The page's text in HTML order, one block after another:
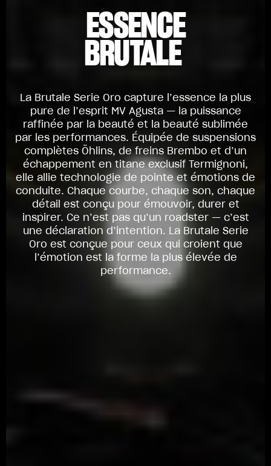
ESSENCE
BRUTALE
La Brutale Serie Oro capture l’essence la plus
pure de l’esprit MV Agusta — la puissance
raffinée par la beauté et la beauté sublimée
par les performances. Équipée de suspensions
complètes Öhlins, de freins Brembo et d’un
échappement en titane exclusif Termignoni,
elle allie technologie de pointe et émotions de
conduite. Chaque courbe, chaque son, chaque
détail est conçu pour émouvoir, durer et
inspirer. Ce n’est pas qu’un roadster — c’est
une déclaration d’intention. La Brutale Serie
Oro est conçue pour ceux qui croient que
l’émotion est la forme la plus élevée de
performance.